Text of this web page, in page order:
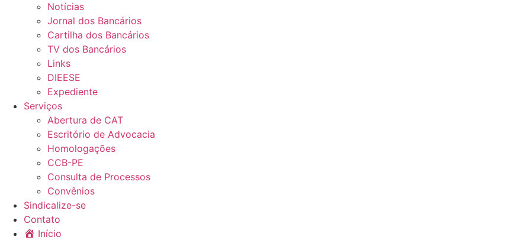
Notícias
Jornal dos Bancários
Cartilha dos Bancários
TV dos Bancários
Links
DIEESE
Expediente
Serviços
Abertura de CAT
Escritório de Advocacia
Homologações
CCB-PE
Consulta de Processos
Convênios
Sindicalize-se
Contato
Início